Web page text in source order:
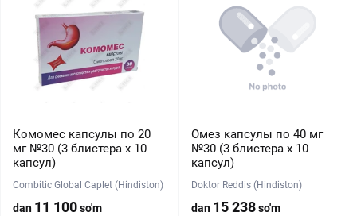
Комомес капсулы по 20
мг №30 (3 блистера х 10
капсул)
Combitic Global Caplet (Hindiston)
dan 11 100so'm
Омез капсулы по 40 мг
№30 (3 блистера х 10
капсул)
Doktor Reddis (Hindiston)
dan 15 238so'm